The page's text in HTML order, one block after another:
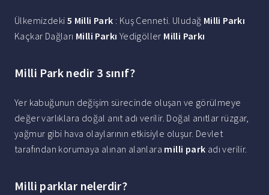
Ülkemizdeki 5 Milli Park : Kuş Cenneti. Uludağ Milli Parkı
Kaçkar Dağları Milli Parkı Yedigöller Milli Parkı
Milli Park nedir 3 sınıf?
Yer kabuğunun değişim sürecinde oluşan ve görülmeye
değer varlıklara doğal anıt adı verilir. Doğal anıtlar rüzgar,
yağmur gibi hava olaylarının etkisiyle oluşur. Devlet
tarafından korumaya alınan alanlara milli park adı verilir.
Milli parklar nelerdir?